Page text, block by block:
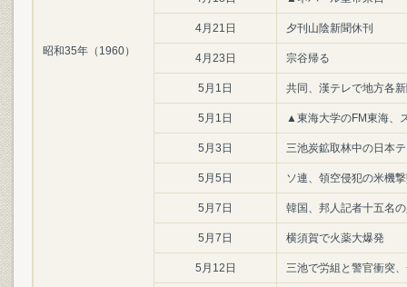
昭和35年（1960）
4月21日 夕刊山陰新聞休刊
4月23日 宗谷帰る
5月1日 共同、漢テレで地方各
5月1日 ▲東海大学のFM東海、
5月3日 三池炭鉱取林中の日本
5月5日 ソ連、領空侵犯の米機
5月7日 韓国、邦人記者十五名
5月7日 横須賀で火薬大爆発
5月12日 三池で労組と警官衝突